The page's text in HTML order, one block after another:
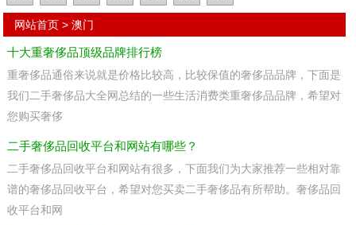
网站首页 >澳门
十大重奢侈品顶级品牌排行榜
重奢侈品通俗来说就是价格比较高，比较保值的奢侈品品牌，下面是
我们二手奢侈品大全网总结的一些生活消费类重奢侈品品牌，希望对
您购买奢侈
二手奢侈品回收平台和网站有哪些？
二手奢侈品回收平台和网站有很多，下面我们为大家推荐一些相对靠
谱的奢侈品回收平台，希望对您买卖二手奢侈品有所帮助。奢侈品回
收平台和网